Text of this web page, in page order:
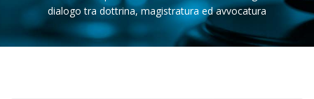
dialogo tra dottrina, magistratura ed avvocatura